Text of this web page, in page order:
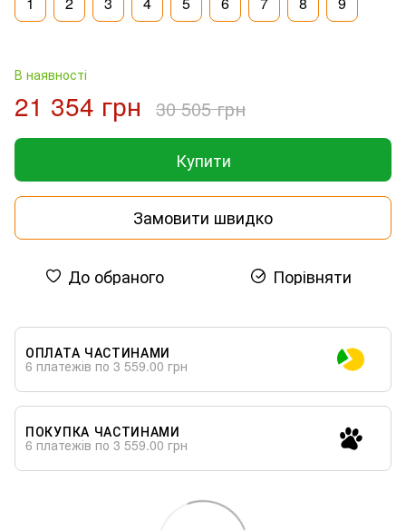
В наявності
21 354 грн 30 505 грн
Купити
Замовити швидко
До обраного Порівняти
ОПЛАТА ЧАСТИНАМИ
6 платежів по 3 559.00 грн
ПОКУПКА ЧАСТИНАМИ
6 платежів по 3 559.00 грн